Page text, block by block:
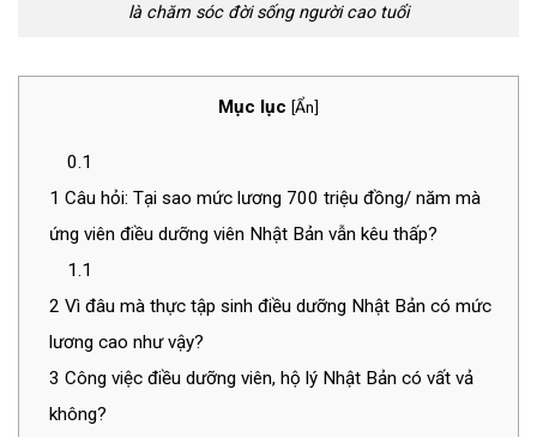
là chăm sóc đời sống người cao tuổi
Mục lục [Ẩn]
0.1
1 Câu hỏi: Tại sao mức lương 700 triệu đồng/ năm mà
ứng viên điều dưỡng viên Nhật Bản vẫn kêu thấp?
1.1
2 Vì đâu mà thực tập sinh điều dưỡng Nhật Bản có mức
lương cao như vậy?
3 Công việc điều dưỡng viên, hộ lý Nhật Bản có vất vả
không?